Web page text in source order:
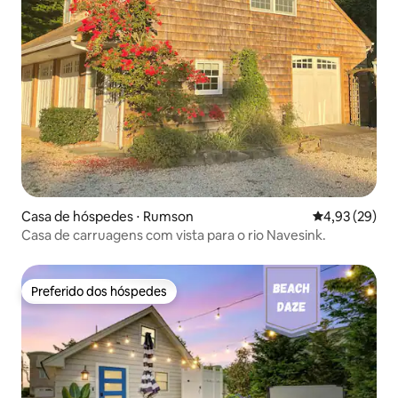
Casa de hóspedes ⋅ Rumson 4,93 de uma
4,93 (29)
Casa de carruagens com vista para o rio Navesink.
Preferido dos hóspedes
Preferido dos hóspedes